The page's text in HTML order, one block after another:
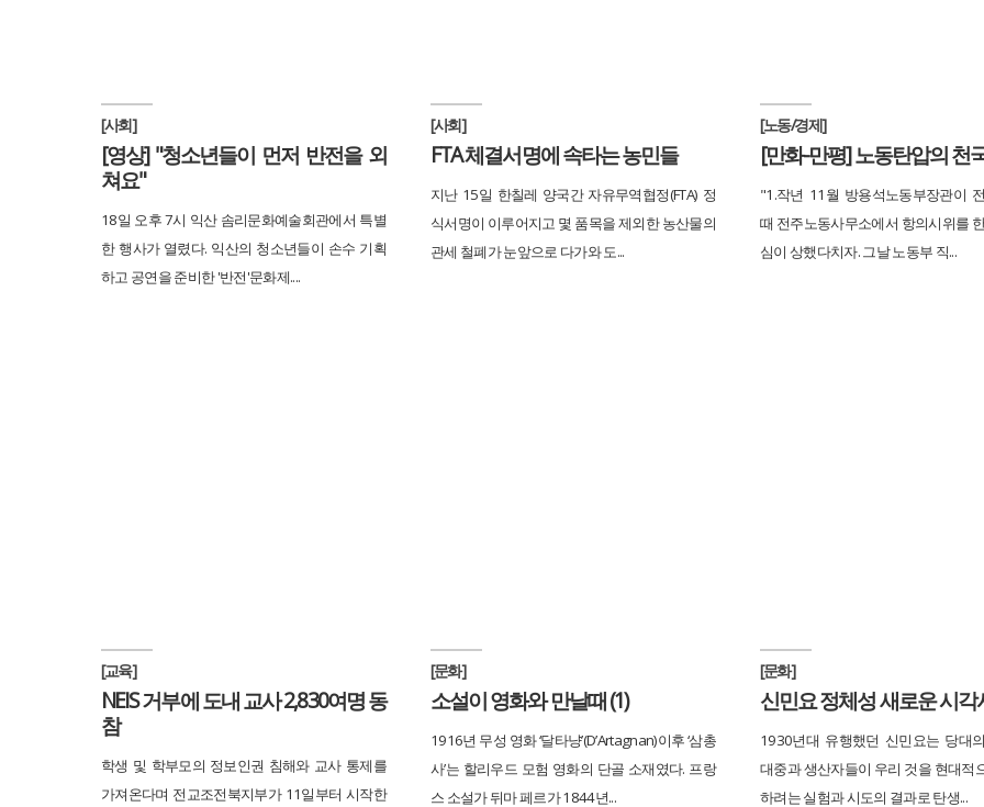
[사회]
[영상] "청소년들이 먼저 반전을 외
쳐요"
18일 오후 7시 익산 솜리문화예술회관에서 특별
한 행사가 열렸다. 익산의 청소년들이 손수 기획
하고 공연을 준비한 '반전'문화제....
[사회]
FTA 체결서명에 속타는 농민들
지난 15일 한칠레 양국간 자유무역협정(FTA) 정
식서명이 이루어지고 몇 품목을 제외한 농산물의
관세 철폐가 눈앞으로 다가와 도...
[노동/경제]
[만화-만평] 노동탄압의 천
"1.작년 11월 방용석노동부장관이
때 전주노동사무소에서 항의시위를
심이 상했다치자. 그날 노동부 직...
[교육]
NEIS 거부에 도내 교사 2,830여명 동
참
학생 및 학부모의 정보인권 침해와 교사 통제를
가져온다며 전교조전북지부가 11일부터 시작한
[문화]
소설이 영화와 만날때 (1)
1916년 무성 영화 ‘달타냥’(D’Artagnan)이후 ‘삼총
사’는 할리우드 모험 영화의 단골 소재였다. 프랑
스 소설가 뒤마 페르가 1844년...
[문화]
신민요 정체성 새로운 시각
1930년대 유행했던 신민요는 당대
대중과 생산자들이 우리 것을 현대적
하려는 실험과 시도의 결과로 탄생...